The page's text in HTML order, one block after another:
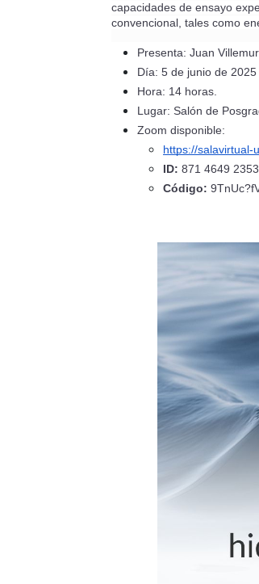
capacidades de ensayo
convencional, tales como
Presenta: Juan Villemur.
Día: 5 de junio de 2025
Hora: 14 horas.
Lugar: Salón de
Zoom disponible:
https://salavirtual-
ID: 871 4649 2353
Código: